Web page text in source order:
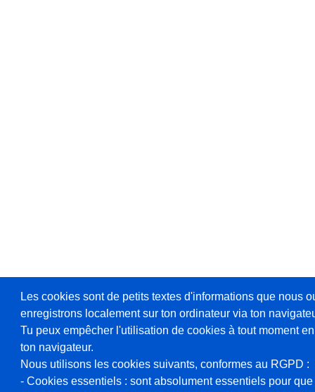
Les cookies sont de petits textes d'informations que nous
enregistrons localement sur ton ordinateur via ton
Tu peux empêcher l'utilisation de cookies à tout moment
ton navigateur.
Nous utilisons les cookies suivants, conformes au RGPD :
- Cookies essentiels : sont absolument essentiels pour